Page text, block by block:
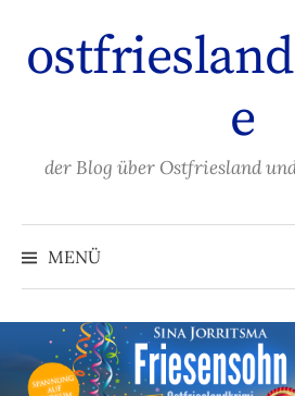
Inhalt
überspringen
e
der Blog über Ostfriesland
MENÜ